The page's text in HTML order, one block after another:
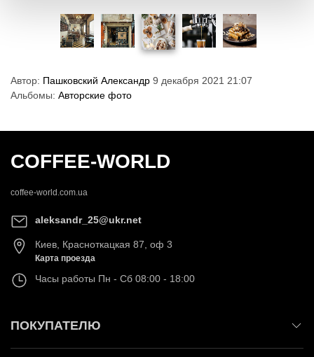
Автор: Пашковский Александр 9 декабря 2021 21:07
Альбомы: Авторские фото
COFFEE-WORLD
coffee-world.com.ua
aleksandr_25@ukr.net
Киев, Красноткацкая 87, оф 3
Карта проезда
Часы работы Пн - Сб 08:00 - 18:00
ПОКУПАТЕЛЮ